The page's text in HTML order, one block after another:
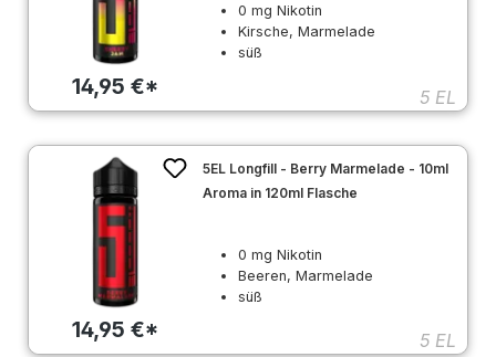
14,95 €*
0 mg Nikotin
Kirsche, Marmelade
süß
5 EL
14,95 €*
5EL Longfill - Berry Marmelade - 10ml
Aroma in 120ml Flasche
0 mg Nikotin
Beeren, Marmelade
süß
5 EL